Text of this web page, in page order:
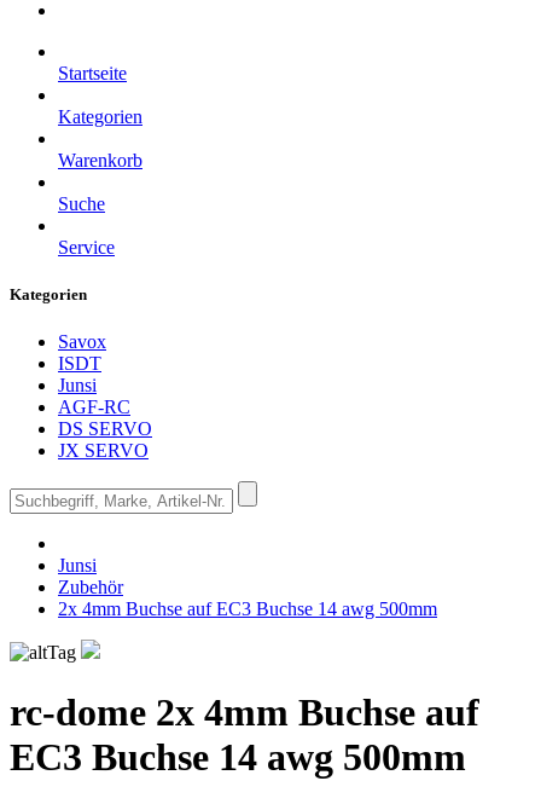
Startseite
Kategorien
Warenkorb
Suche
Service
Kategorien
Savox
ISDT
Junsi
AGF-RC
DS SERVO
JX SERVO
Junsi
Zubehör
2x 4mm Buchse auf EC3 Buchse 14 awg 500mm
rc-dome 2x 4mm Buchse auf
EC3 Buchse 14 awg 500mm